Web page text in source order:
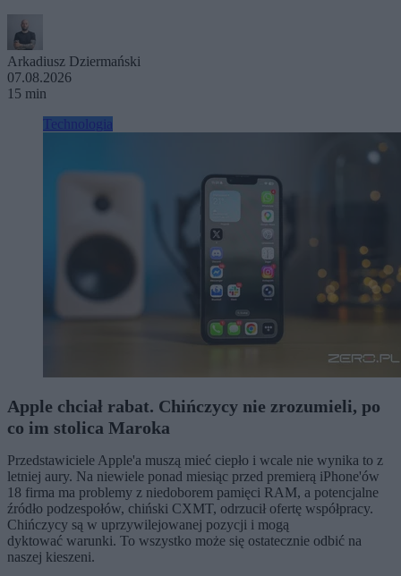
Arkadiusz Dziermański
07.08.2026
15 min
Technologia
Apple chciał rabat. Chińczycy nie zrozumieli, po
co im stolica Maroka
Przedstawiciele Apple'a muszą mieć ciepło i wcale nie wynika to z
letniej aury. Na niewiele ponad miesiąc przed premierą iPhone'ów
18 firma ma problemy z niedoborem pamięci RAM, a potencjalne
źródło podzespołów, chiński CXMT, odrzucił ofertę współpracy.
Chińczycy są w uprzywilejowanej pozycji i mogą
dyktować warunki. To wszystko może się ostatecznie odbić na
naszej kieszeni.